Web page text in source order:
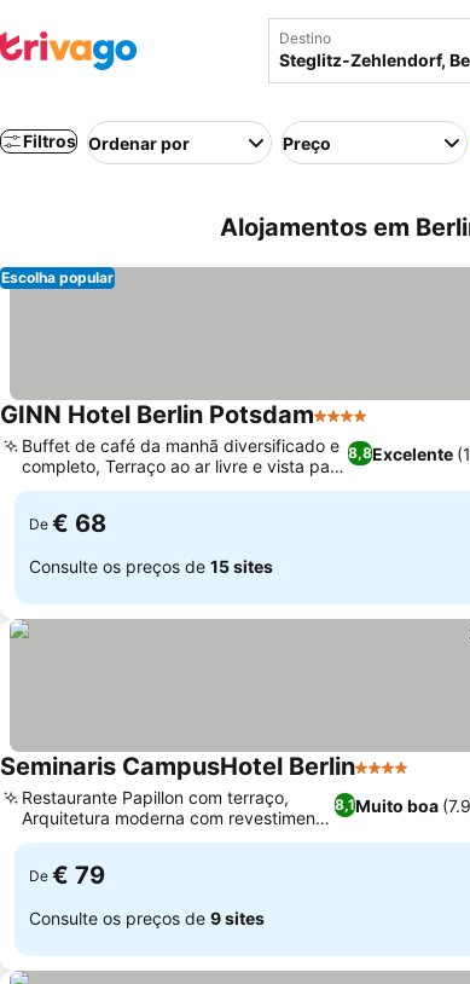
Destino
Filtros Ordenar por Preço
Alojamentos em
Escolha popular
GINN Hotel Berlin Potsdam4 Estrelas
8,8Excelente
Buffet de café da manhã diversificado e
completo, Terraço ao ar livre e vista para
o jardim
De € 68
Consulte os preços de 15 sites
Seminaris CampusHotel Berlin4 Estrelas
8,1Muito boa
Restaurante Papillon com terraço,
Arquitetura moderna com revestimento
de vidro
De € 79
Consulte os preços de 9 sites